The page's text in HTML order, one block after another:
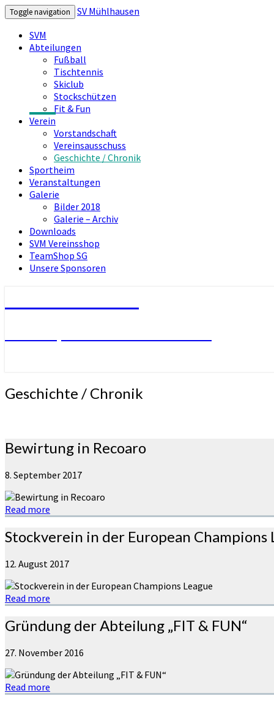
Toggle navigation
SV Mühlhausen
SVM
Abteilungen
Fußball
Tischtennis
Skiclub
Stockschützen
Fit & Fun
Verein
Vorstandschaft
Vereinsausschuss
Geschichte / Chronik
Sportheim
Veranstaltungen
Galerie
Bilder 2018
Galerie – Archiv
Downloads
SVM Vereinsshop
TeamShop SG
Unsere Sponsoren
Geschichte
/
Geschichte / Chronik
Bewirtung in Recoaro
8. September 2017
Read more
Stockverein in der European Champions
12. August 2017
Read more
Gründung der Abteilung „FIT & FUN“
27. November 2016
Read more